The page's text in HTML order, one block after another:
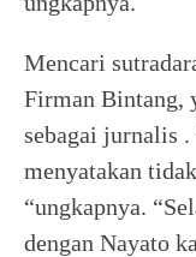
Mencari
Firman Bintang,
sebagai jurnalis .
menyatakan
“ungkapnya.
dengan Nayato